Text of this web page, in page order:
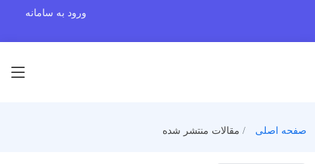
ورود به سامانه
صفحه اصلی مقالات منتشر شده